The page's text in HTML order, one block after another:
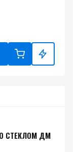
СТЕКЛОМ ДМ